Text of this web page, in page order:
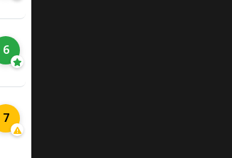
6
7